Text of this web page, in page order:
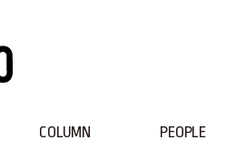
COLUMN PEOPLE